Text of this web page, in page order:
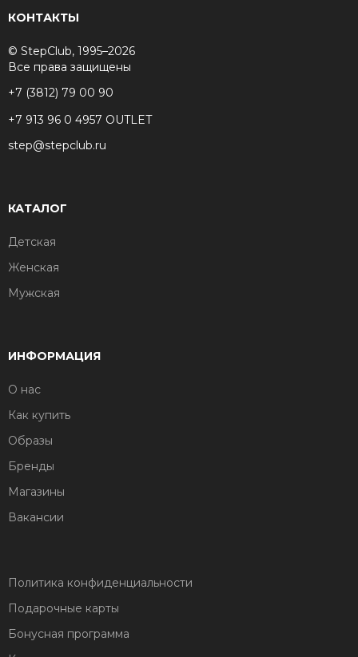
КОНТАКТЫ
© StepClub, 1995–2026
Все права защищены
+7 (3812) 79 00 90
+7 913 96 0 4957 OUTLET
step@stepclub.ru
КАТАЛОГ
Детская
Женская
Мужская
ИНФОРМАЦИЯ
О нас
Как купить
Образы
Бренды
Магазины
Вакансии
Политика конфиденциальности
Подарочные карты
Бонусная программа